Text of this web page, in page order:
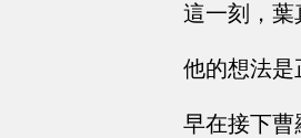
這一刻，葉
他的想法是
早在接下曹